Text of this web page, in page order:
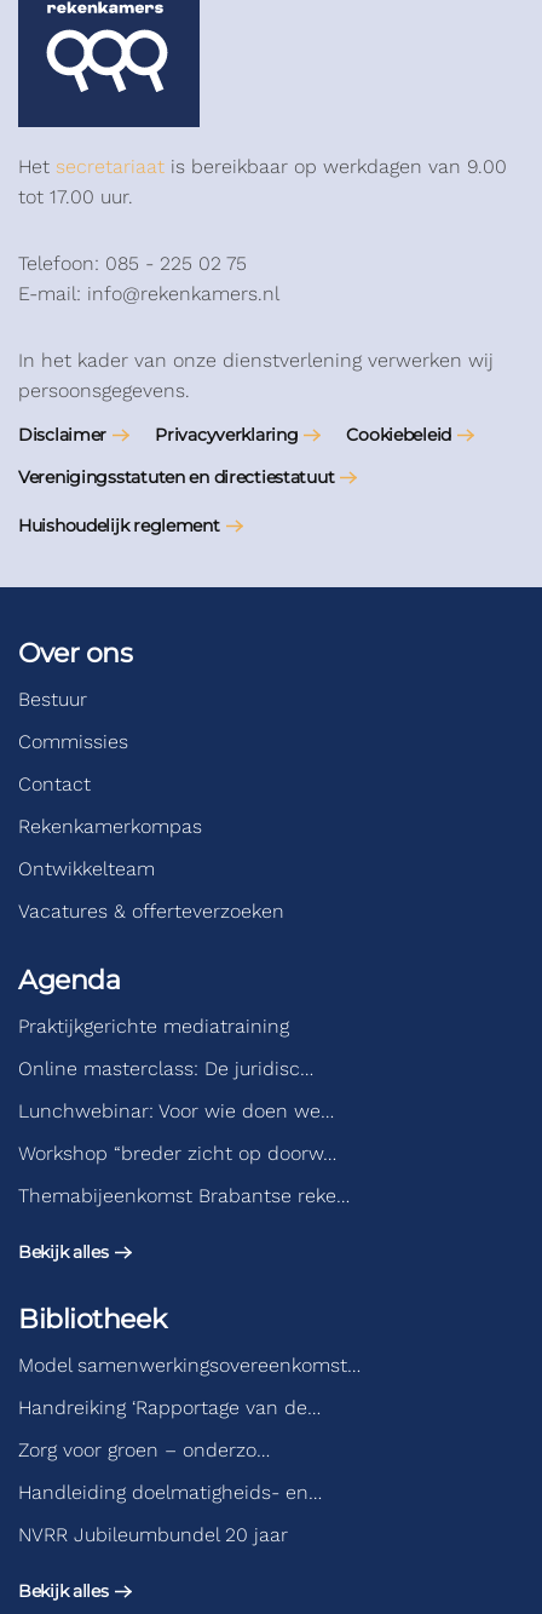
Het secretariaat is bereikbaar op werkdagen van 9.00
tot 17.00 uur.
Telefoon: 085 - 225 02 75
E-mail: info@rekenkamers.nl
In het kader van onze dienstverlening verwerken wij
persoonsgegevens.
Disclaimer Privacyverklaring
Cookiebeleid
Verenigingsstatuten en directiestatuut
Huishoudelijk reglement
Over ons
Bestuur
Commissies
Contact
Rekenkamerkompas
Ontwikkelteam
Vacatures & offerteverzoeken
Agenda
Praktijkgerichte mediatraining
Online masterclass: De juridisc…
Lunchwebinar: Voor wie doen we…
Workshop “breder zicht op doorw…
Themabijeenkomst Brabantse reke…
Bekijk alles
Bibliotheek
Model samenwerkingsovereenkomst…
Handreiking ‘Rapportage van de…
Zorg voor groen – onderzo…
Handleiding doelmatigheids- en…
NVRR Jubileumbundel 20 jaar
Bekijk alles